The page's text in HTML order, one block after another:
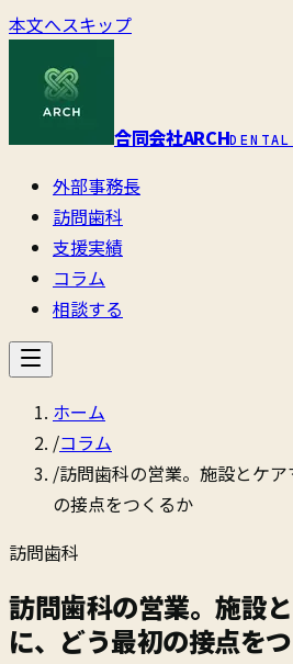
本文へスキップ
合同会社ARCH
外部事務長
訪問歯科
支援実績
コラム
相談する
ホーム
/コラム
/訪問歯科の営業。施設とケ
の接点をつくるか
訪問歯科
訪問歯科の営業。施設
に、どう最初の接点を